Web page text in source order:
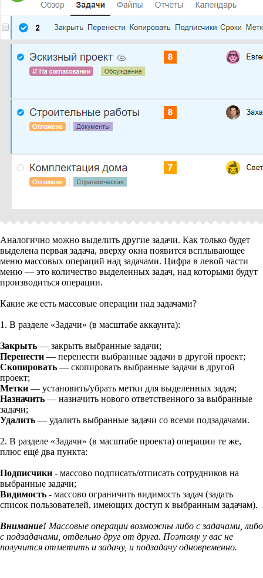
Аналогично можно выделить другие задачи. Как только будет
выделена первая задача, вверху окна появится всплывающее
меню массовых операций над задачами. Цифра в левой части
меню — это количество выделенных задач, над которыми будут
производиться операции.
Какие же есть массовые операции над задачами?
1. В разделе «Задачи» (в масштабе аккаунта):
Закрыть — закрыть выбранные задачи;
Перенести — перенести выбранные задачи в другой проект;
Скопировать — скопировать выбранные задачи в другой
проект;
Метки — установить/убрать метки для выделенных задач;
Назначить — назначить нового ответственного за выбранные
задачи;
Удалить — удалить выбранные задачи со всеми подзадачами.
2. В разделе «Задачи» (в масштабе проекта) операции те же,
плюс ещё два пункта:
Подписчики - массово подписать/отписать сотрудников на
выбранные задачи;
Видимость - массово ограничить видимость задач (задать
список пользователей, имеющих доступ к выбранным задачам).
Внимание! Массовые операции возможны либо с задачами, либо
с подзадачами, отдельно друг от друга. Поэтому у вас не
получится отметить и задачу, и подзадачу одновременно.